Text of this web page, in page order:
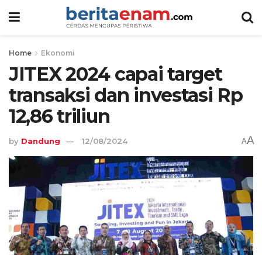
Home Ekonomi
JITEX 2024 capai target
transaksi dan investasi Rp
12,86 triliun
by Dandung 12/08/2024 AA